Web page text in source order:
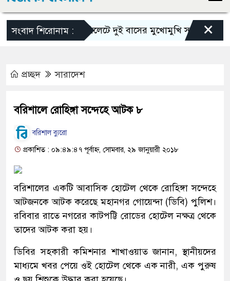
সংবাদ শিরোনাম :সিলেটে দুই বাসের মুখোমুখি সংঘর্ষে নিহত
×
প্রচ্ছদ সারাদেশ
ব‌রিশা‌লে রো‌হিঙ্গা সন্দেহে আটক ৮
ব‌রিশাল ব্যুরো
প্রকাশিত : ০৯:৪৯:৪৭ পূর্বাহ্ন, সোমবার, ২৯ জানুয়ারী ২০১৮
ব‌রিশালের একটি আবাসিক হোটেল থেকে রোহিঙ্গা সন্দেহে
আটজন‌কে আটক করেছে মহানগর গোয়েন্দা (ডিবি) পুলিশ।
রবিবার রাতে নগ‌রের কাটপট্টি রোডের হোটেল নক্ষত্র থেকে
তাদের আটক করা হয়।
ডিবির সহকারী কমিশনার শাখাওয়াত জানান, স্থানীয়দের
মাধ্যমে খবর পেয়ে ওই হোটেল থেকে এক নারী, এক পুরুষ